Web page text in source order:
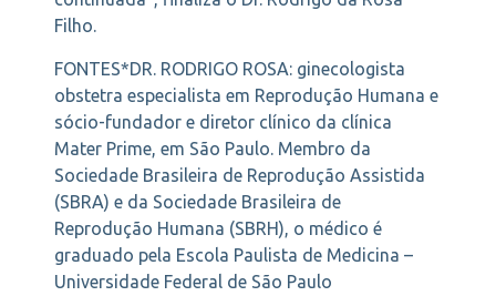
Filho.
FONTES*DR. RODRIGO ROSA: ginecologista
obstetra especialista em Reprodução Humana e
sócio-fundador e diretor clínico da clínica
Mater Prime, em São Paulo. Membro da
Sociedade Brasileira de Reprodução Assistida
(SBRA) e da Sociedade Brasileira de
Reprodução Humana (SBRH), o médico é
graduado pela Escola Paulista de Medicina –
Universidade Federal de São Paulo